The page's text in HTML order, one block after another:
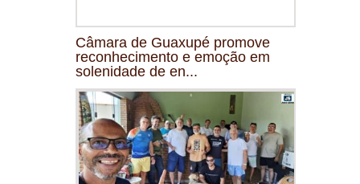
Câmara de Guaxupé promove
reconhecimento e emoção em
solenidade de en...